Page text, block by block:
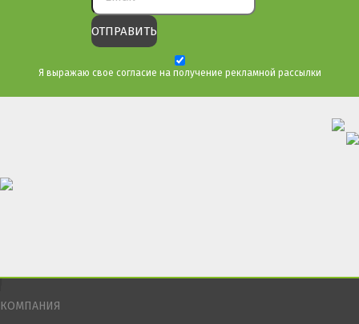
Я выражаю свое согласие на получение рекламной рассылки
КОМПАНИЯ